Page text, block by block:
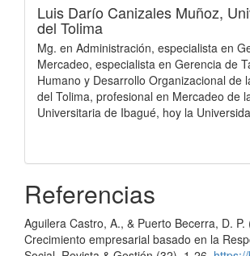
Luis Darío Canizales Muñoz,
del Tolima
Mg. en Administración, especialista en
Mercadeo, especialista en Gerencia de
Humano y Desarrollo Organizacional de
del Tolima, profesional en Mercadeo de
Universitaria de Ibagué, hoy la
Referencias
Aguilera Castro, A., & Puerto Becerra, D. P.
Crecimiento empresarial basado en la